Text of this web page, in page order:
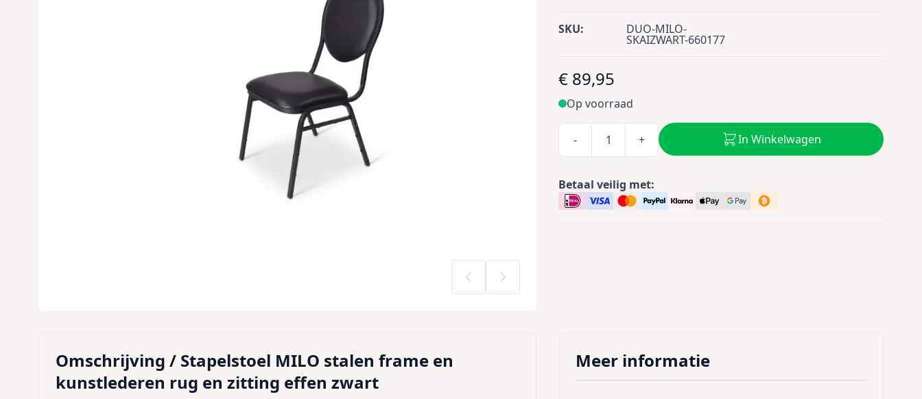
SKU: DUO-MILO-
SKAIZWART-660177
€ 89,95
Op voorraad
- + In Winkelwagen
Betaal veilig met:
Omschrijving / Stapelstoel MILO stalen frame en
kunstlederen rug en zitting effen zwart
Meer informatie